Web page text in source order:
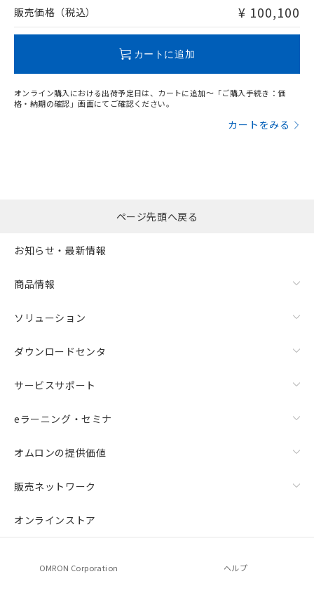
販売価格（税込） ¥ 100,100
カートに追加
オンライン購入における出荷予定日は、カートに追加～「ご購入手続き：価
格・納期の確認」画面にてご確認ください。
カートをみる
引・商談に必要な範囲で利用すること
をご了承ください。
※当社の共同利用者とは、"個人情報
の共同利用に関して"
の「1.共同利
EU RoHS指令（10物質）の非含有証明書
51物質の非含有証明書（当社基準）
※本証明書は発行日時点で非含有を証明す
るもので、過去に遡って非含有を証明する
ものではありません。
また、RoHS指令のフタル酸エステル類４
物質の対応では、対応完了までの期間は出
合意する キャンセル
ページ先頭へ戻る
お知らせ・最新情報
商品情報
ソリューション
ダウンロードセンタ
サービスサポート
eラーニング・セミナ
オムロンの提供価値
販売ネットワーク
オンラインストア
OMRON Corporation ヘルプ